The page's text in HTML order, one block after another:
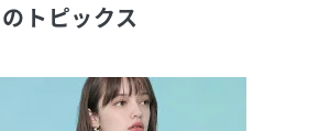
のトピックス